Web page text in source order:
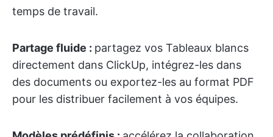
temps de travail.
Partage fluide : partagez vos Tableaux blancs
directement dans ClickUp, intégrez-les dans
des documents ou exportez-les au format PDF
pour les distribuer facilement à vos équipes.